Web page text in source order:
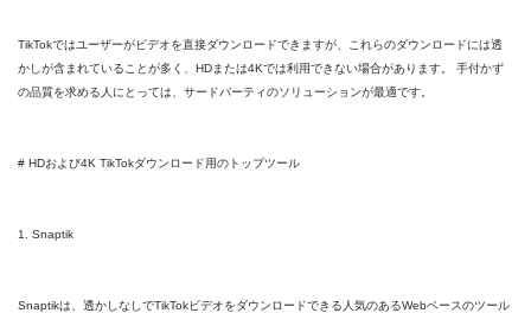
TikTokではユーザーがビデオを直接ダウンロードできますが、これらのダウンロードには透
かしが含まれていることが多く、HDまたは4Kでは利用できない場合があります。 手付かず
の品質を求める人にとっては、サードパーティのソリューションが最適です。
# HDおよび4K TikTokダウンロード用のトップツール
1. Snaptik
Snaptikは、透かしなしでTikTokビデオをダウンロードできる人気のあるWebベースのツール